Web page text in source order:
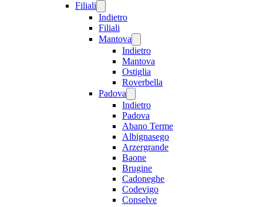
Filiali
Indietro
Filiali
Mantova
Indietro
Mantova
Ostiglia
Roverbella
Padova
Indietro
Padova
Abano Terme
Albignasego
Arzergrande
Baone
Brugine
Cadoneghe
Codevigo
Conselve